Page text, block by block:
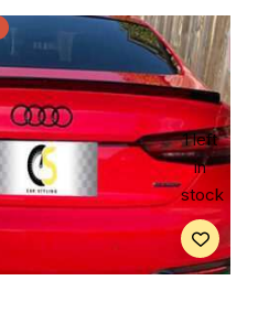
1 left
in
stock